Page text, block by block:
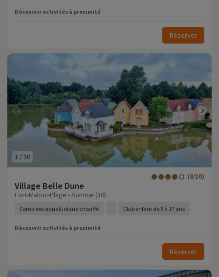
Découvrir activités à proximité
Réserver
1 /30
Village Belle Dune
(8/10)
Fort-Mahon-Plage - Somme (80)
Complexe aqualudique chauffé Club enfant de 3 à 17 ans
Découvrir activités à proximité
Réserver